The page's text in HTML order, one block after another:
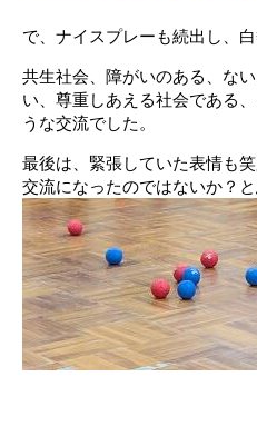
で、ナイスプレーも続出し、
共生社会、障がいのある、な
い、尊重しあえる社会である
うな交流でした。
最後は、緊張していた表情も
交流になったのではないか？と